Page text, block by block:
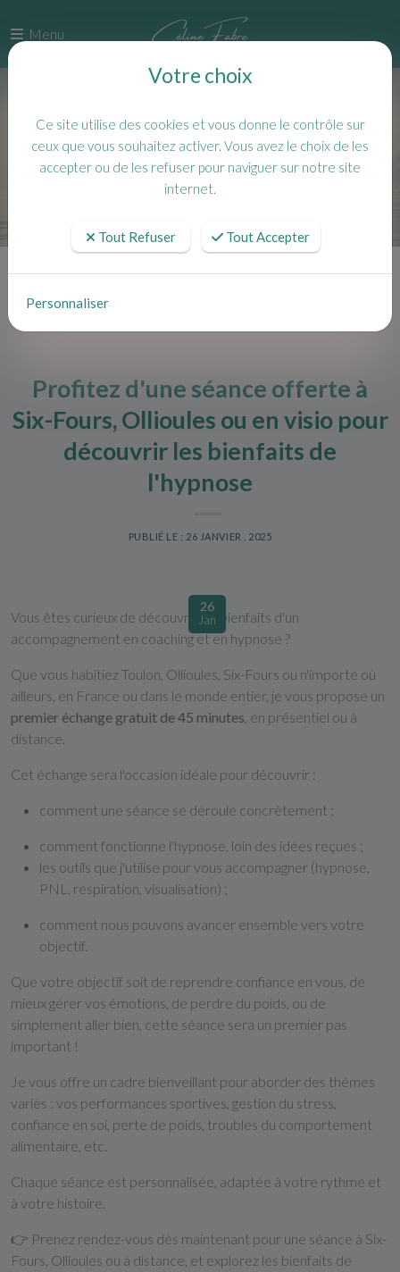
Menu
découvrir les bienfaits de l'hypnose
Profitez d'une séance offerte à
Six-Fours, Ollioules ou en visio pour
découvrir les bienfaits de
l'hypnose
PUBLIÉ LE : 26 JANVIER , 2025
26
Jan
Vous êtes curieux de découvrir les bienfaits d'un
accompagnement en coaching et en hypnose ?
Que vous habitiez Toulon, Ollioules, Six-Fours ou n'importe où
ailleurs, en France ou dans le monde entier, je vous propose un
premier échange gratuit de 45 minutes , en présentiel ou à
distance.
Cet échange sera l'occasion idéale pour découvrir :
comment une séance se déroule concrètement ;
comment fonctionne l'hypnose, loin des idées reçues ;
les outils que j'utilise pour vous accompagner (hypnose,
PNL, respiration, visualisation) ;
comment nous pouvons avancer ensemble vers votre
objectif.
Que votre objectif soit de reprendre confiance en vous, de
mieux gérer vos émotions, de perdre du poids, ou de
simplement aller bien, cette séance sera un premier pas
important !
Je vous offre un cadre bienveillant pour aborder des thèmes
variés : vos performances sportives, gestion du stress,
confiance en soi, perte de poids, troubles du comportement
alimentaire, etc.
Chaque séance est personnalisée, adaptée à votre rythme et
à votre histoire.
👉 Prenez rendez-vous dès maintenant pour une séance à Six-
Fours, Ollioules ou à distance, et explorez les bienfaits de
Votre choix
Ce site utilise des cookies et vous donne le contrôle sur
ceux que vous souhaitez activer. Vous avez le choix de les
accepter ou de les refuser pour naviguer sur notre site
internet.
Tout Refuser Tout Accepter
Personnaliser